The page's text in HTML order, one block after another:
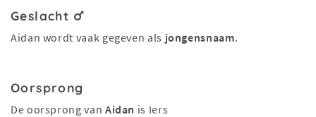
Geslacht
Aidan wordt vaak gegeven als jongensnaam.
Oorsprong
De oorsprong van Aidan is Iers